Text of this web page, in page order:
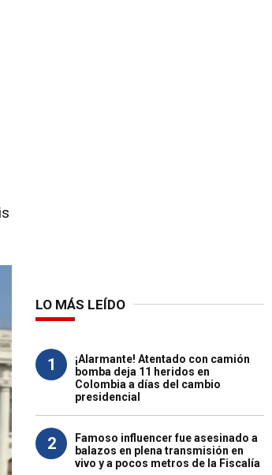
LO MÁS LEÍDO
1
¡Alarmante! Atentado con camión
bomba deja 11 heridos en
Colombia a días del cambio
presidencial
2
Famoso influencer fue asesinado a
balazos en plena transmisión en
vivo y a pocos metros de la Fiscalía